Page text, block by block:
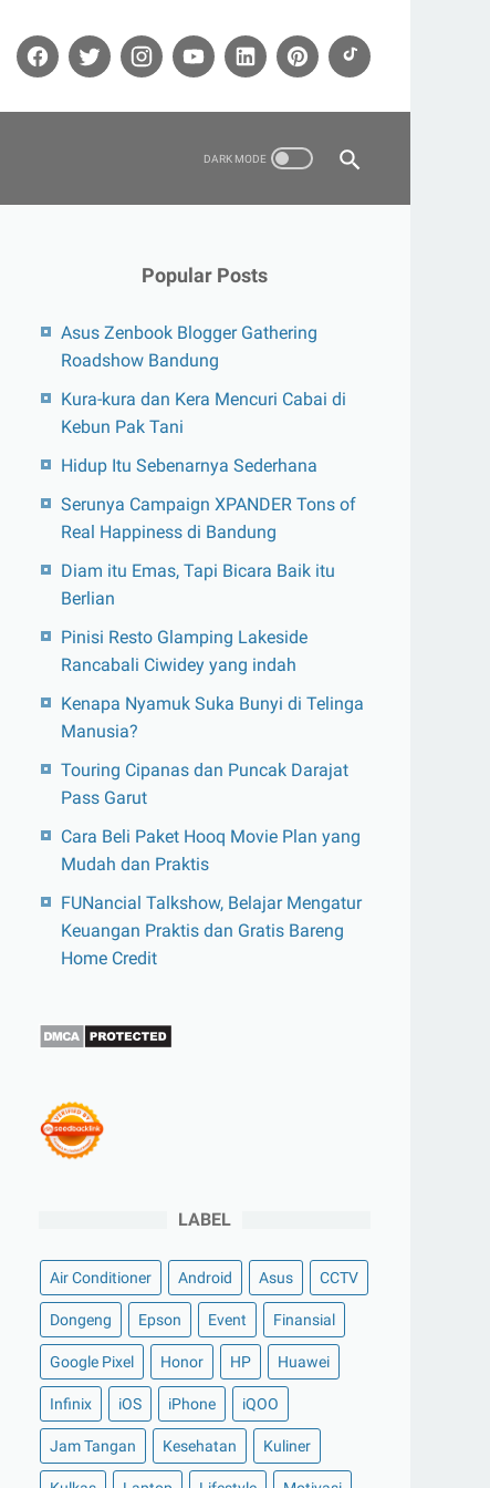
Popular Posts
Asus Zenbook Blogger Gathering
Roadshow Bandung
Kura-kura dan Kera Mencuri Cabai di
Kebun Pak Tani
Hidup Itu Sebenarnya Sederhana
Serunya Campaign XPANDER Tons of
Real Happiness di Bandung
Diam itu Emas, Tapi Bicara Baik itu
Berlian
Pinisi Resto Glamping Lakeside
Rancabali Ciwidey yang indah
Kenapa Nyamuk Suka Bunyi di Telinga
Manusia?
Touring Cipanas dan Puncak Darajat
Pass Garut
Cara Beli Paket Hooq Movie Plan yang
Mudah dan Praktis
FUNancial Talkshow, Belajar Mengatur
Keuangan Praktis dan Gratis Bareng
Home Credit
LABEL
Air Conditioner Android Asus CCTV
Dongeng Epson Event Finansial
Google Pixel Honor HP Huawei
Infinix iOS iPhone iQOO
Jam Tangan Kesehatan Kuliner